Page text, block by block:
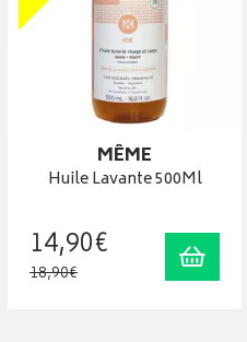
au panier
MÊME
Huile Lavante 500Ml
14,90€
18,90€